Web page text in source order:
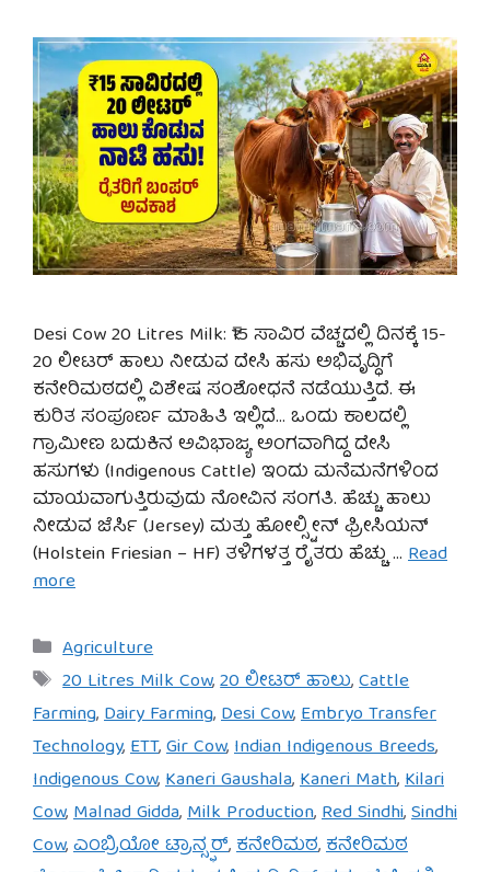
Desi Cow 20 Litres Milk: ₹15 ಸಾವಿರ ವೆಚ್ಚದಲ್ಲಿ ದಿನಕ್ಕೆ 15-
20 ಲೀಟರ್ ಹಾಲು ನೀಡುವ ದೇಸಿ ಹಸು ಅಭಿವೃದ್ಧಿಗೆ
ಕನೇರಿಮಠದಲ್ಲಿ ವಿಶೇಷ ಸಂಶೋಧನೆ ನಡೆಯುತ್ತಿದೆ. ಈ
ಕುರಿತ ಸಂಪೂರ್ಣ ಮಾಹಿತಿ ಇಲ್ಲಿದೆ… ಒಂದು ಕಾಲದಲ್ಲಿ
ಗ್ರಾಮೀಣ ಬದುಕಿನ ಅವಿಭಾಜ್ಯ ಅಂಗವಾಗಿದ್ದ ದೇಸಿ
ಹಸುಗಳು (Indigenous Cattle) ಇಂದು ಮನೆಮನೆಗಳಿಂದ
ಮಾಯವಾಗುತ್ತಿರುವುದು ನೋವಿನ ಸಂಗತಿ. ಹೆಚ್ಚು ಹಾಲು
ನೀಡುವ ಜೆರ್ಸಿ (Jersey) ಮತ್ತು ಹೋಲ್ಸ್ಟೀನ್ ಫ್ರೀಸಿಯನ್
(Holstein Friesian – HF) ತಳಿಗಳತ್ತ ರೈತರು ಹೆಚ್ಚು … Read
more
Categories
Agriculture
Tags
20 Litres Milk Cow,20 ಲೀಟರ್ ಹಾಲು,Cattle
Farming,Dairy Farming,Desi Cow,Embryo Transfer
Technology,ETT,Gir Cow,Indian Indigenous Breeds,
Indigenous Cow,Kaneri Gaushala,Kaneri Math,Kilari
Cow,Malnad Gidda,Milk Production,Red Sindhi,Sindhi
Cow,ಎಂಬ್ರಿಯೋ ಟ್ರಾನ್ಸ್ಫರ್,ಕನೇರಿಮಠ,ಕನೇರಿಮಠ